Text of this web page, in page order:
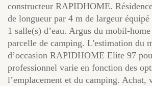
constructeur RAPIDHOME.
de longueur par 4 m de largeur équipé
1 salle(s) d’eau. Argus du mobil-
parcelle de camping. L'estimation du
d’occasion RAPIDHOME Elite 97
professionnel varie en fonction des
l’emplacement et du camping. Achat,